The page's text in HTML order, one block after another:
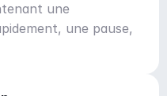
une
une pause,